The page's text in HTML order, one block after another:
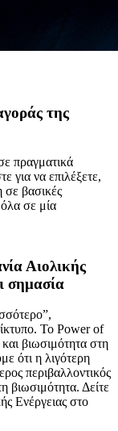
της
πραγματικά
για να επιλέξετε,
σε βασικές
σε μία
Αιολικής
σημασία
Το Power of
βιωσιμότητα στη
ότι η λιγότερη
περιβαλλοντικός
βιωσιμότητα. Δείτε
Ενέργειας στο